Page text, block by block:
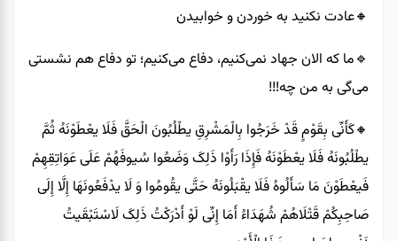
🔸️عادت نکنید به خوردن و خوابیدن
🔹️ما که الان جهاد نمی‌کنیم، دفاع می‌کنیم؛ تو دفاع هم نشستی
می‌گی به من چه!!!
🔸️کَأَنِّی بِقَوْمٍ قَدْ خَرَجُوا بِالْمَشْرِقِ یطْلُبُونَ الْحَقَّ فَلَا یعْطَوْنَهُ ثُمَّ
یطْلُبُونَهُ فَلَا یعْطَوْنَهُ فَإِذَا رَأَوْا ذَلِکَ وَضَعُوا سُیوفَهُمْ عَلَی عَوَاتِقِهِمْ
فَیعْطَوْنَ مَا سَأَلُوهُ فَلَا یقْبَلُونَهُ حَتَّی یقُومُوا وَ لَا یدْفَعُونَهَا إِلَّا إِلَی
صَاحِبِکُمْ قَتْلَاهُمْ شُهَدَاءُ أَمَا إِنِّی لَوْ أَدْرَکْتُ ذَلِکَ لَاسْتَبْقَیتُ